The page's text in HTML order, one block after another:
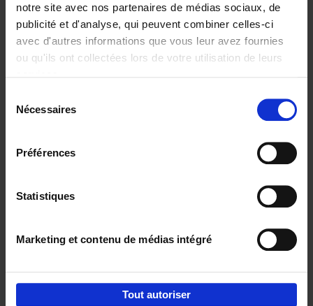
notre site avec nos partenaires de médias sociaux, de
publicité et d'analyse, qui peuvent combiner celles-ci
avec d'autres informations que vous leur avez fournies
ou qu'ils ont collectées lors de votre utilisation de leurs
Nécessaires
Préférences
Statistiques
Marketing et contenu de médias intégré
Tout autoriser
€29,99
Digital marketing like a PRO -
completely revised edition (EN)